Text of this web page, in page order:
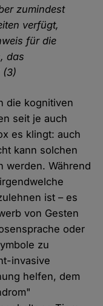
zumindest
verfügt,
für die
das
(3)
die kognitiven
seit je auch
es klingt: auch
kann solchen
werden. Während
ist – es
von Gesten
oder
zu
invasive
helfen, dem